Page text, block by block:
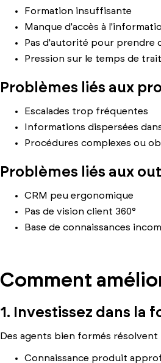
Formation insuffisante
Manque d'accès à
Pas d'autorité pour prendre
Pression sur le temps de
Problèmes liés aux
Escalades trop fréquentes
Informations dispersées
Procédures complexes ou
Problèmes liés aux
CRM peu ergonomique
Pas de vision client 360°
Base de connaissances
Comment
1. Investissez dans la
Des agents bien formés
Connaissance produit